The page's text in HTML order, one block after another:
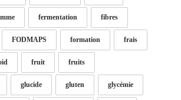
fermentation fibres
FODMAPS formation frais
fruit fruits
glucide gluten glycémie